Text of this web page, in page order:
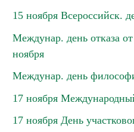
15 ноября Всероссийск.
Междунар. день отказа
ноября
Междунар. день
17 ноября
17 ноября День